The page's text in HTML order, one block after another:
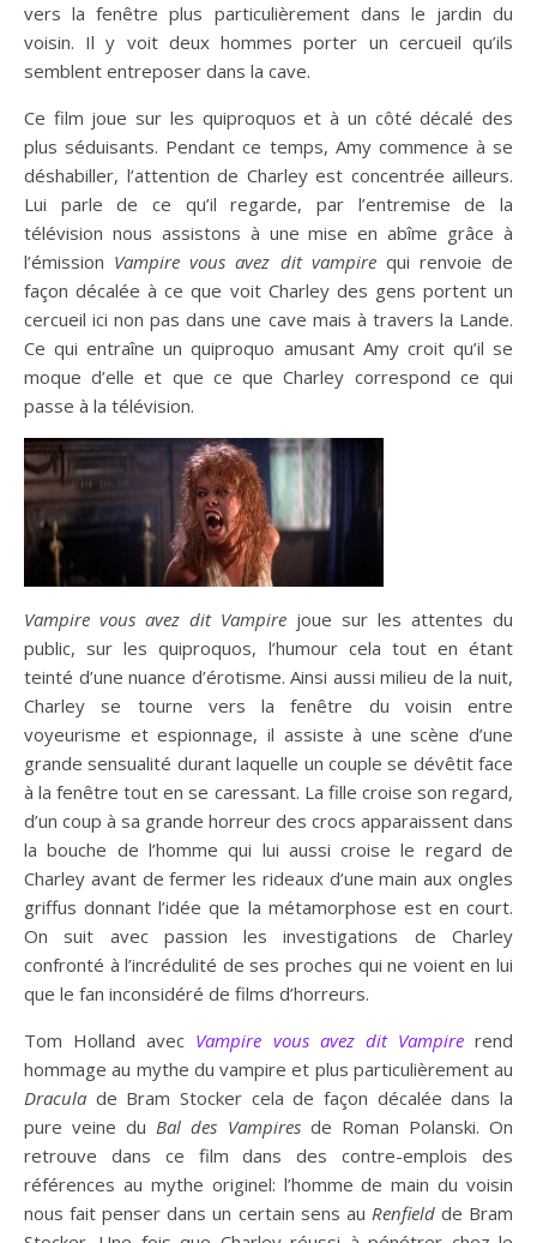
vers la fenêtre plus particulièrement dans le jardin du
voisin. Il y voit deux hommes porter un cercueil qu’ils
semblent entreposer dans la cave.
Ce film joue sur les quiproquos et à un côté décalé des
plus séduisants. Pendant ce temps, Amy commence à se
déshabiller, l’attention de Charley est concentrée ailleurs.
Lui parle de ce qu’il regarde, par l’entremise de la
télévision nous assistons à une mise en abîme grâce à
l’émission Vampire vous avez dit vampirequi renvoie de
façon décalée à ce que voit Charley des gens portent un
cercueil ici non pas dans une cave mais à travers la Lande.
Ce qui entraîne un quiproquo amusant Amy croit qu’il se
moque d’elle et que ce que Charley correspond ce qui
passe à la télévision.
Vampire vous avez dit Vampire joue sur les attentes du
public, sur les quiproquos, l’humour cela tout en étant
teinté d’une nuance d’érotisme. Ainsi aussi milieu de la nuit,
Charley se tourne vers la fenêtre du voisin entre
voyeurisme et espionnage, il assiste à une scène d’une
grande sensualité durant laquelle un couple se dévêtit face
à la fenêtre tout en se caressant. La fille croise son regard,
d’un coup à sa grande horreur des crocs apparaissent dans
la bouche de l’homme qui lui aussi croise le regard de
Charley avant de fermer les rideaux d’une main aux ongles
griffus donnant l’idée que la métamorphose est en court.
On suit avec passion les investigations de Charley
confronté à l’incrédulité de ses proches qui ne voient en lui
que le fan inconsidéré de films d’horreurs.
Tom Holland avec Vampire vous avez dit Vampirerend
hommage au mythe du vampire et plus particulièrement au
Dracula de Bram Stocker cela de façon décalée dans la
pure veine duBal des Vampiresde Roman Polanski. On
retrouve dans ce film dans des contre-emplois des
références au mythe originel: l’homme de main du voisin
nous fait penser dans un certain sens au Renfieldde Bram